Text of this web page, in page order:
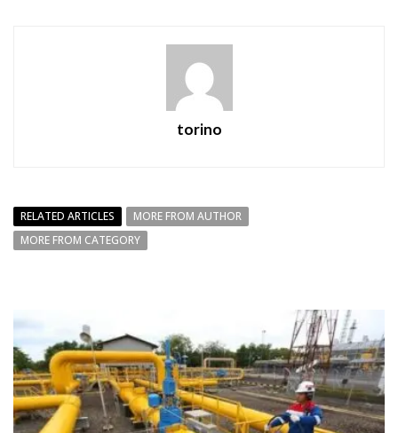
torino
RELATED ARTICLES
MORE FROM AUTHOR
MORE FROM CATEGORY